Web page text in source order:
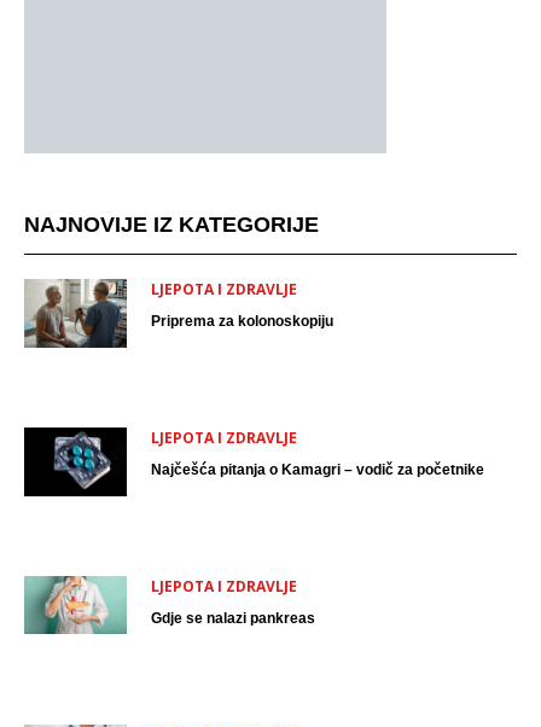
NAJNOVIJE IZ KATEGORIJE
LJEPOTA I ZDRAVLJE
Priprema za kolonoskopiju
LJEPOTA I ZDRAVLJE
Najčešća pitanja o Kamagri – vodič za početnike
LJEPOTA I ZDRAVLJE
Gdje se nalazi pankreas